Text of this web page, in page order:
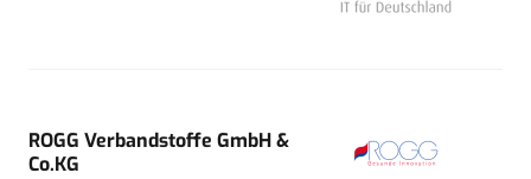
ROGG Verbandstoffe GmbH &
Co.KG